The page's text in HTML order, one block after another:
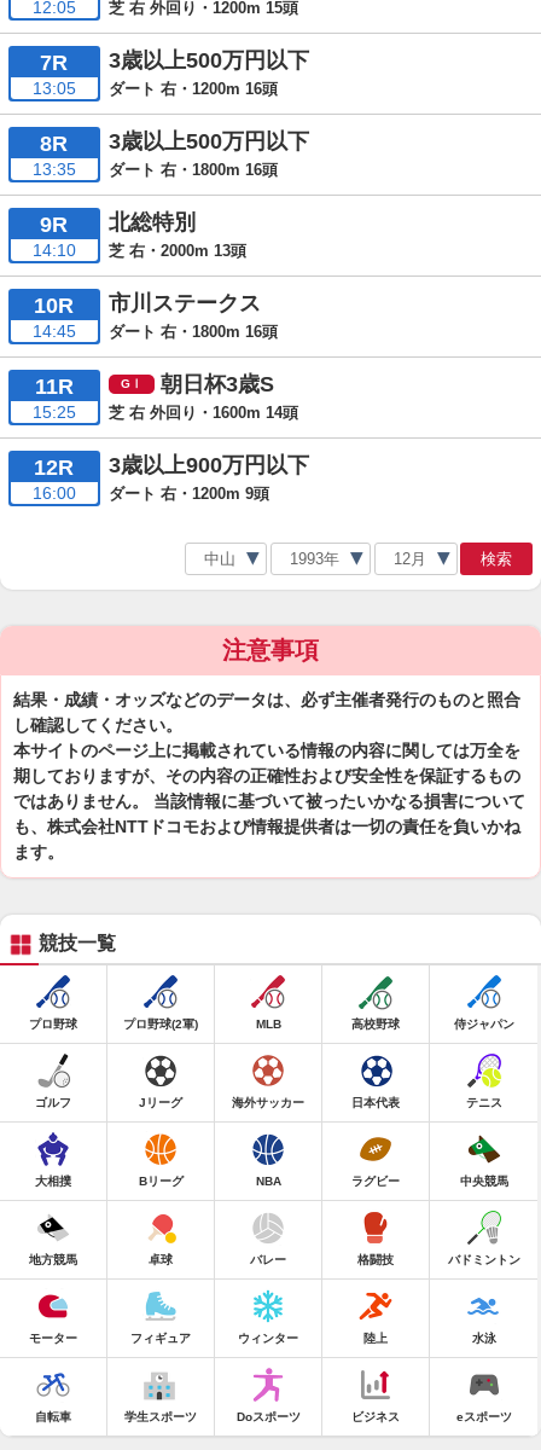
12:05 芝 右 外回り・1200m 15頭
7R
13:05
3歳以上500万円以下
ダート 右・1200m 16頭
8R
13:35
3歳以上500万円以下
ダート 右・1800m 16頭
9R
14:10
北総特別
芝 右・2000m 13頭
10R
14:45
市川ステークス
ダート 右・1800m 16頭
11R
15:25
朝日杯3歳S
芝 右 外回り・1600m 14頭
12R
16:00
3歳以上900万円以下
ダート 右・1200m 9頭
検索
注意事項
結果・成績・オッズなどのデータは、必ず主催者発行のものと照合
し確認してください。
本サイトのページ上に掲載されている情報の内容に関しては万全を
期しておりますが、その内容の正確性および安全性を保証するもの
ではありません。 当該情報に基づいて被ったいかなる損害について
も、株式会社NTTドコモおよび情報提供者は一切の責任を負いかね
ます。
競技一覧
プロ野球 プロ野球(2軍) MLB 高校野球 侍ジャパン
ゴルフ Jリーグ 海外サッカー 日本代表 テニス
大相撲 Bリーグ NBA ラグビー 中央競馬
地方競馬 卓球 バレー 格闘技 バドミントン
モーター フィギュア ウィンター 陸上 水泳
自転車 学生スポーツ Doスポーツ ビジネス eスポーツ